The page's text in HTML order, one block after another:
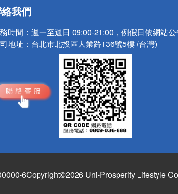
我們
時間： 週一至週日 09:00-21:00，例假日依網站
地址： 台北市北投區大業路136號5樓 (台灣)
6Copyright©2026 Uni-Prosperity Lifestyle